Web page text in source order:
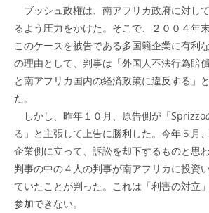
ブッシュ政権は、南アフリカ政府に対し
るよう圧力をかけた。そこで、２００４年
このケースを被告である多国籍企業に有利
の理由として、判事は「外国人不法行為賠
と南アフリカ国内の経済政策に違反する」
た。
しかし、昨年１０月、原告側が「Sprizzo
る」と主張して上告に勝利した。今年５月
企業側に立って、訴訟を却下するものと思
判事の中の４人の判事が南アフリカに投資
ていたことが判った。これは「利害の対立
参加できない。